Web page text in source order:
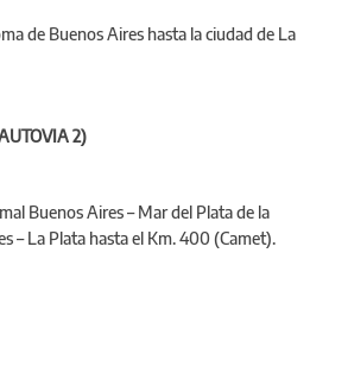
de Buenos Aires hasta la ciudad de La
2)
Buenos Aires – Mar del Plata de la
– La Plata hasta el Km. 400 (Camet).